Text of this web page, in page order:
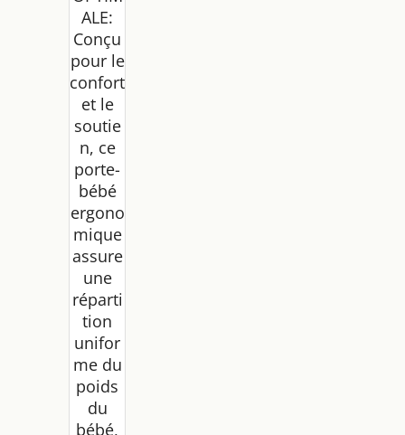
ALE:
Conçu
pour le
confort
et le
soutie
n, ce
porte-
bébé
ergono
mique
assure
une
réparti
tion
unifor
me du
poids
du
bébé,